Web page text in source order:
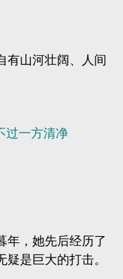
有山河壮阔、人间
过一方清净
年，她先后经历了
是巨大的打击。